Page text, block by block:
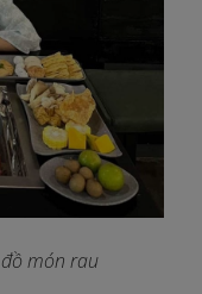
món rau